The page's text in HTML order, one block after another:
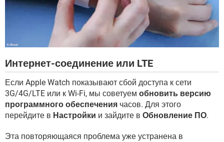
Интернет-соединение или LTE
Если Apple Watch показывают сбой доступа к сети
3G/4G/LTE или к Wi-Fi, мы советуем обновить версию
программного обеспечения часов. Для этого
перейдите в Настройки и зайдите в Обновление ПО.
Эта повторяющаяся проблема уже устранена в